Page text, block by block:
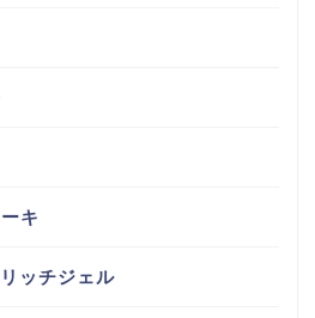
キ
ッチジェル